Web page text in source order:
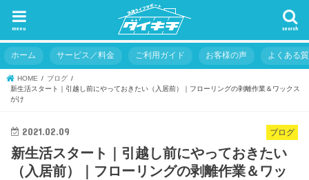
search
menu
ホーム サービス／料金 ご利用ガイド お客様の声 よくある
HOME
ブログ
新生活スタート｜引越し前にやっておきたい（入居前）｜フローリングの剥離作業＆ワックス
がけ
ブログ
2021.02.09
新生活スタート｜引越し前にやっておきたい
（入居前）｜フローリングの剥離作業＆ワッ